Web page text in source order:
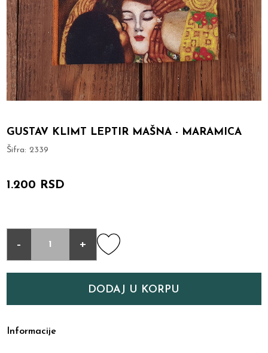
GUSTAV KLIMT LEPTIR MAŠNA - MARAMICA
Šifra:2339
1.200 RSD
- +
DODAJ U KORPU
Informacije